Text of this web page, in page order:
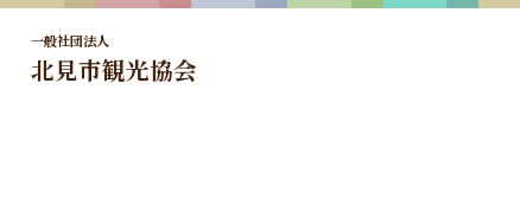
一般社団法人
北見市観光協会